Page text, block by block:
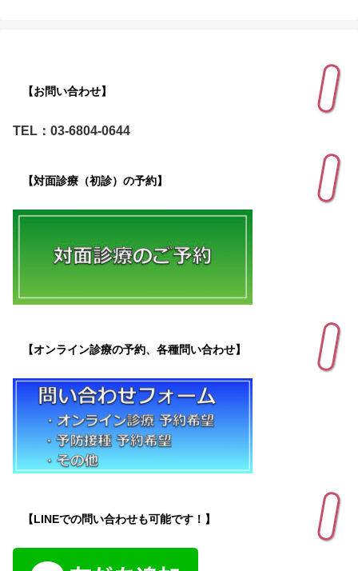
【お問い合わせ】
TEL：03-6804-0644
【対面診療（初診）の予約】
【オンライン診療の予約、各種問い合わせ】
【LINEでの問い合わせも可能です！】